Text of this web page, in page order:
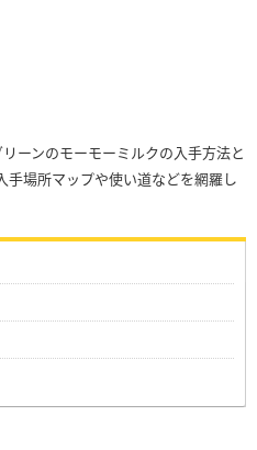
ーンのモーモーミルクの入手方法と
手場所マップや使い道などを網羅し